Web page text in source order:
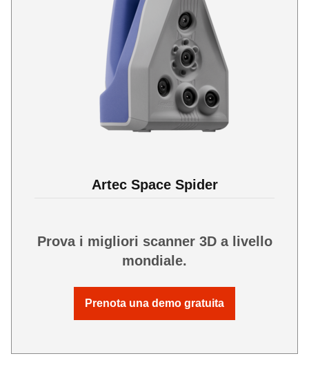
Artec Space Spider
Prova i migliori scanner 3D a livello
mondiale.
Prenota una demo gratuita